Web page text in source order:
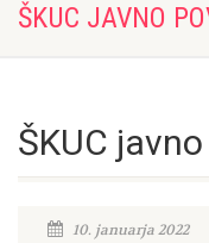
ŠKUC JAVNO
ŠKUC
10. januarja 2022